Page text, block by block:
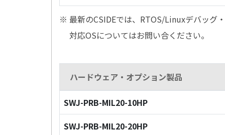
※ 最新のCSIDEでは、RTOS/Linuxデバッグ
対応OSについてはお問い合ください。
ハードウェア・オプション製品
SWJ-PRB-MIL20-10HP
SWJ-PRB-MIL20-20HP